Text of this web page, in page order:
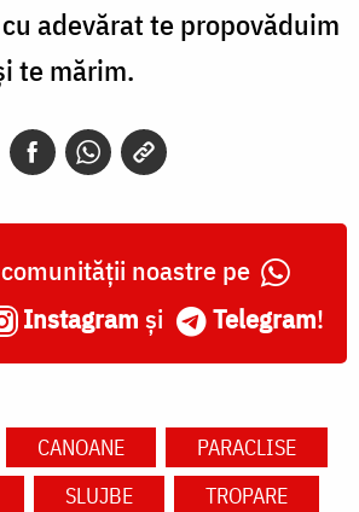
adevărat te propovăduim
te mărim.
noastre pe
Instagram și Telegram!
CANOANE
PARACLISE
SLUJBE
TROPARE